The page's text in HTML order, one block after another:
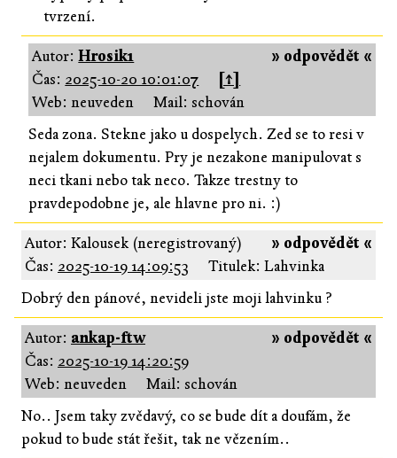
tvrzení.
» odpovědět «
Autor:Hrosik1
Čas: 2025-10-20 10:01:07
[↑]
Web: neuveden
Mail: schován
Seda zona. Stekne jako u dospelych. Zed se to resi v
nejalem dokumentu. Pry je nezakone manipulovat s
neci tkani nebo tak neco. Takze trestny to
pravdepodobne je, ale hlavne pro ni. :)
» odpovědět «
Autor: Kalousek (neregistrovaný)
Čas: 2025-10-19 14:09:53
Titulek: Lahvinka
Dobrý den pánové, nevideli jste moji lahvinku ?
» odpovědět «
Autor: ankap-ftw
Čas: 2025-10-19 14:20:59
Web: neuveden
Mail: schován
No.. Jsem taky zvědavý, co se bude dít a doufám, že
pokud to bude stát řešit, tak ne vězením..